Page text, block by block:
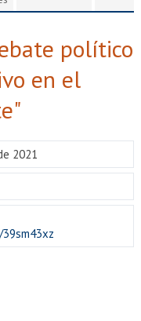
Estudiantes
político
en el
2021